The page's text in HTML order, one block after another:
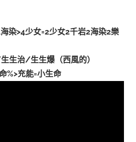
染>4少女=2少女2千岩2海染2樂
生治/生生爆（西風的）
%>充能=小生命